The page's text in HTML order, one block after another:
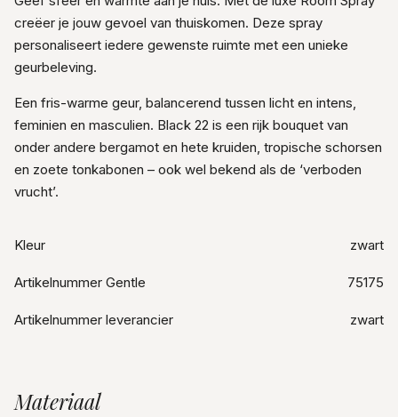
creëer je jouw gevoel van thuiskomen. Deze spray
personaliseert iedere gewenste ruimte met een unieke
geurbeleving.
Een fris-warme geur, balancerend tussen licht en intens,
feminien en masculien. Black 22 is een rijk bouquet van
onder andere bergamot en hete kruiden, tropische schorsen
en zoete tonkabonen – ook wel bekend als de ‘verboden
vrucht’.
Kleur zwart
Artikelnummer Gentle 75175
Artikelnummer leverancier zwart
Materiaal